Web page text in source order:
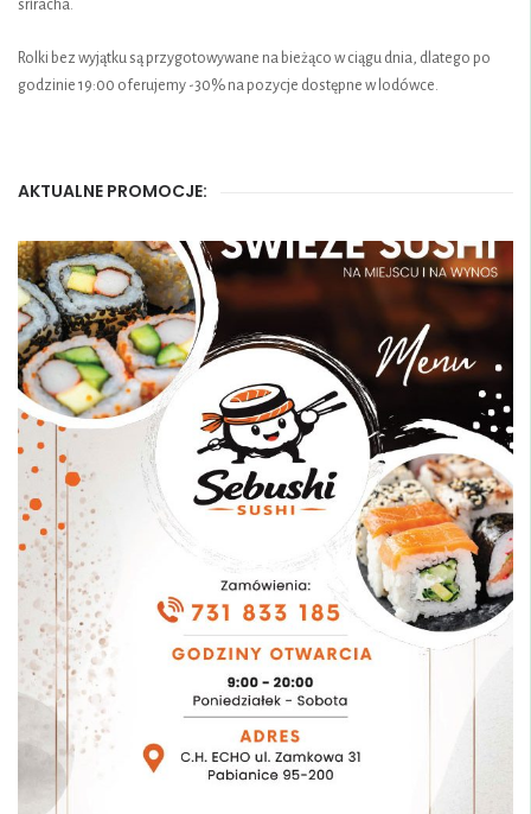
sriracha.
Rolki bez wyjątku są przygotowywane na bieżąco w ciągu dnia, dlatego po
godzinie 19:00 oferujemy -30% na pozycje dostępne w lodówce.
AKTUALNE PROMOCJE: